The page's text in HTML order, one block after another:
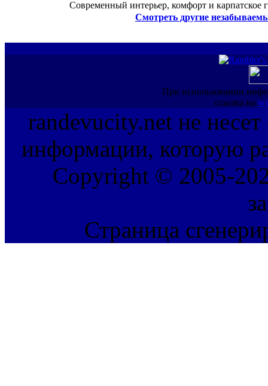
Современный интерьер, комфорт и карпатское
Смотреть другие
При использовании
ссылка на
randevucity.net не несет
информации, которую
Copyright © 2005-
Страница